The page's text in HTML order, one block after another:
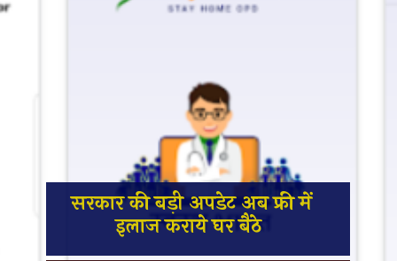
सरकार की बड़ी अपडेट अब फ्री में
इलाज कराये घर बैठे